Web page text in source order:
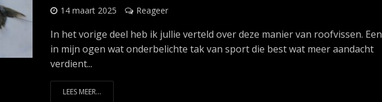
14 maart 2025 Reageer
In het vorige deel heb ik jullie verteld over deze manier van roofvissen. Een
in mijn ogen wat onderbelichte tak van sport die best wat meer aandacht
verdient...
LEES MEER...